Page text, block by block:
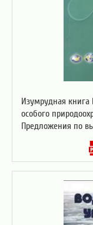
Изумрудная книга
особого
Предложения по